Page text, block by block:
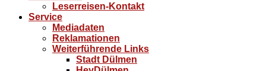
Leserreisen-Kontakt
Service
Mediadaten
Reklamationen
Weiterführende Links
Stadt Dülmen